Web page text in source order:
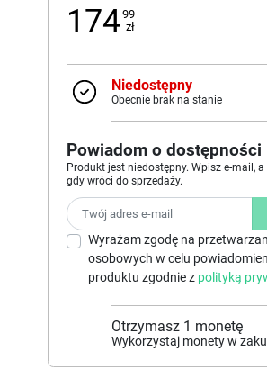
17499
zł
Niedostępny
Obecnie brak na stanie
Powiadom o dostępności
Produkt jest niedostępny. Wpisz e-mail,
gdy wróci do sprzedaży.
Wyrażam zgodę na
osobowych w celu
produktu zgodnie z polityką
Otrzymasz 1 monetę
Wykorzystaj monety w